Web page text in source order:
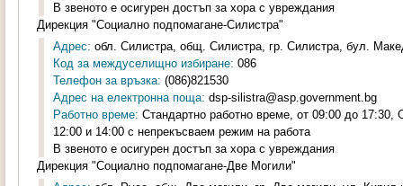
В звеното е осигурен достъп за хора с увреждания
Дирекция "Социално подпомагане-Силистра"
Адрес: обл. Силистра, общ. Силистра, гр. Силистра, бул.
Код за междуселищно избиране: 086
Телефон за връзка: (086)821530
Адрес на електронна поща: dsp-silistra@asp.government.bg
Работно време: Стандартно работно време, от 09:00 до
12:00 и 14:00 с непрекъсваем режим на работа
В звеното е осигурен достъп за хора с увреждания
Дирекция "Социално подпомагане-Две Могили"